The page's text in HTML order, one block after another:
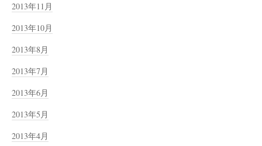
2013年11月
2013年10月
2013年8月
2013年7月
2013年6月
2013年5月
2013年4月